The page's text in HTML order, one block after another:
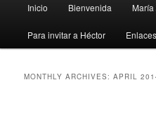
Inicio Bienvenida
Para invitar a Héctor Enlaces
MONTHLY ARCHIVES:APRIL